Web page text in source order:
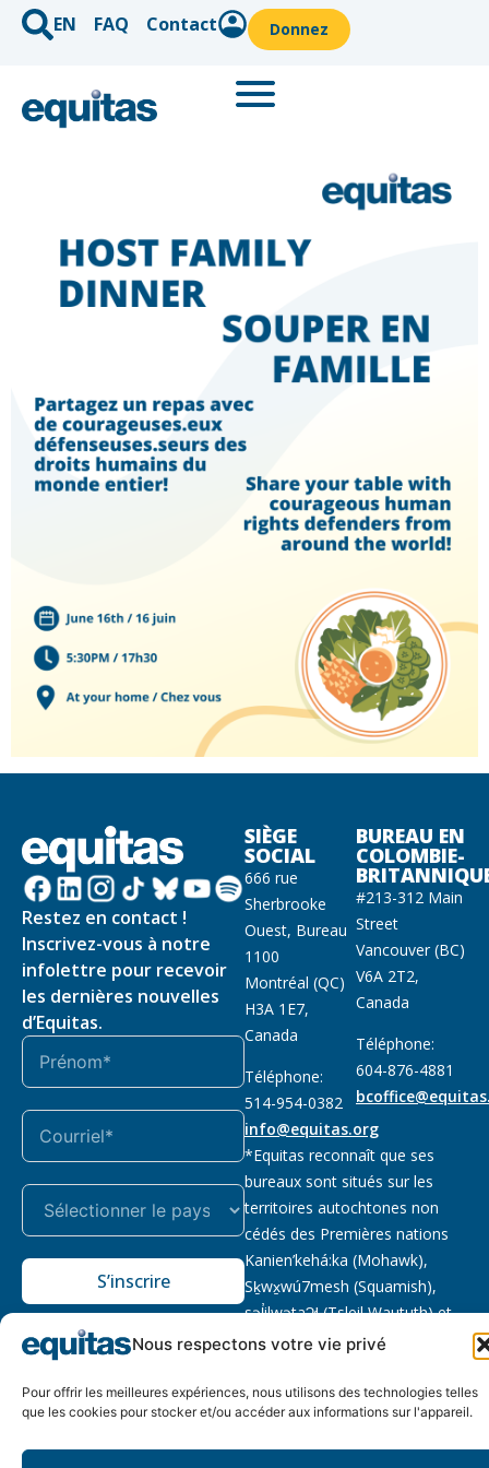
Nous respectons votre vie privé
Pour offrir les meilleures expériences, nous utilisons des technologies telles
que les cookies pour stocker et/ou accéder aux informations sur l'appareil.
EN FAQ Contact Donnez
Restez en contact !
Inscrivez-vous à notre
infolettre pour recevoir
les dernières nouvelles
d’Equitas.
S’inscrire
SIÈGE
SOCIAL
666 rue
Sherbrooke
Ouest, Bureau
1100
Montréal (QC)
H3A 1E7,
Canada
Téléphone:
514-954-0382
info@equitas.org
BUREAU EN
COLOMBIE-
#213-312 Main
Street
Vancouver (BC)
V6A 2T2,
Canada
Téléphone:
604-876-4881
*Equitas reconnaît que ses
bureaux sont situés sur les
territoires autochtones non
cédés des Premières nations
Kanien’kehá:ka (Mohawk),
Sḵwx̱wú7mesh (Squamish),
səl̓ilwətaɁɬ (Tsleil Waututh) et
xwməθkwəy̓əm (Musqueam).
Notre politique
confidentialité
Organisme de
118833292RR0001
2026 © Equitas – Tous
Phil